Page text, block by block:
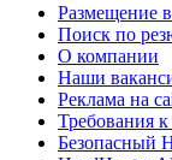
Размещение
Поиск по
О компании
Наши
Реклама на
Требования
Безопасный